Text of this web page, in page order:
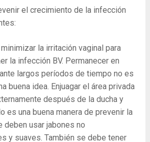
el crecimiento de la infección
la irritación vaginal para
la infección BV. Permanecer en
largos períodos de tiempo no es
buena idea. Enjuagar el área privada
después de la ducha y
es una buena manera de prevenir la
deben usar jabones no
y suaves. También se debe tener